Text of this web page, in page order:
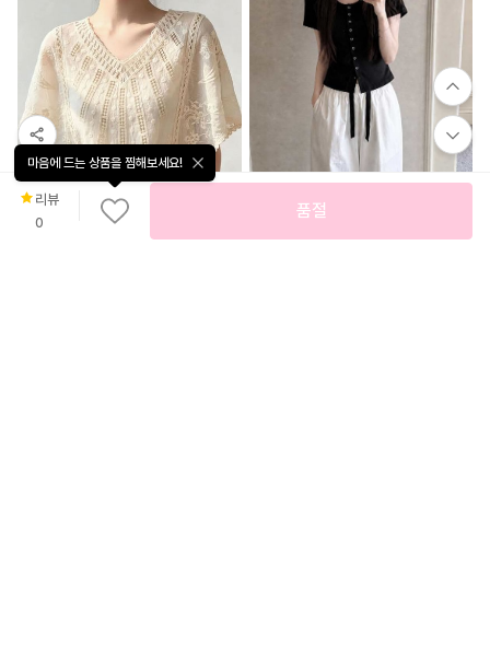
46%18,800
리뷰
0
마음에 드는 상품을 찜해보세요!
품절